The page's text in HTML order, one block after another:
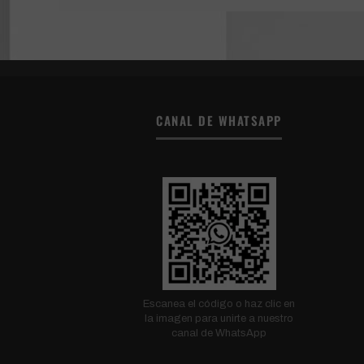
CANAL DE WHATSAPP
Escanea el código o haz clic en
la imagen para unirte a nuestro
canal de WhatsApp